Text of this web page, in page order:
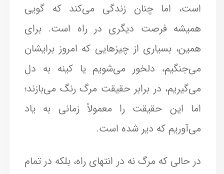
است، اما چنان زندگی می‌کند که گویی
همیشه فرصت دیگری در راه است. برای
همین، بسیاری از چیزهایی که امروز برایشان
می‌جنگیم، دلخور می‌شویم یا کینه به دل
می‌گیریم، در برابر حقیقت مرگ رنگ می‌بازند؛
اما این حقیقت را معمولاً زمانی به یاد
می‌آوریم که دیر شده است.
در حالی که مرگ نه در انتهای راه، بلکه در تمام